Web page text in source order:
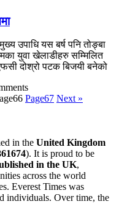
उपाधि यस बर्ष पनि तोङ्बा
युवा खेलाडीहरु सम्मिलित
दोश्रो पटक बिजयी बनेको
66 Page67 Next »
in the United Kingdom
). It is proud to be
in the UK,
across the world
Everest Times was
individuals. Over time, the